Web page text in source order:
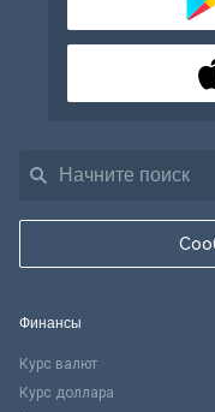
Финансы
Курс валют
Курс доллара